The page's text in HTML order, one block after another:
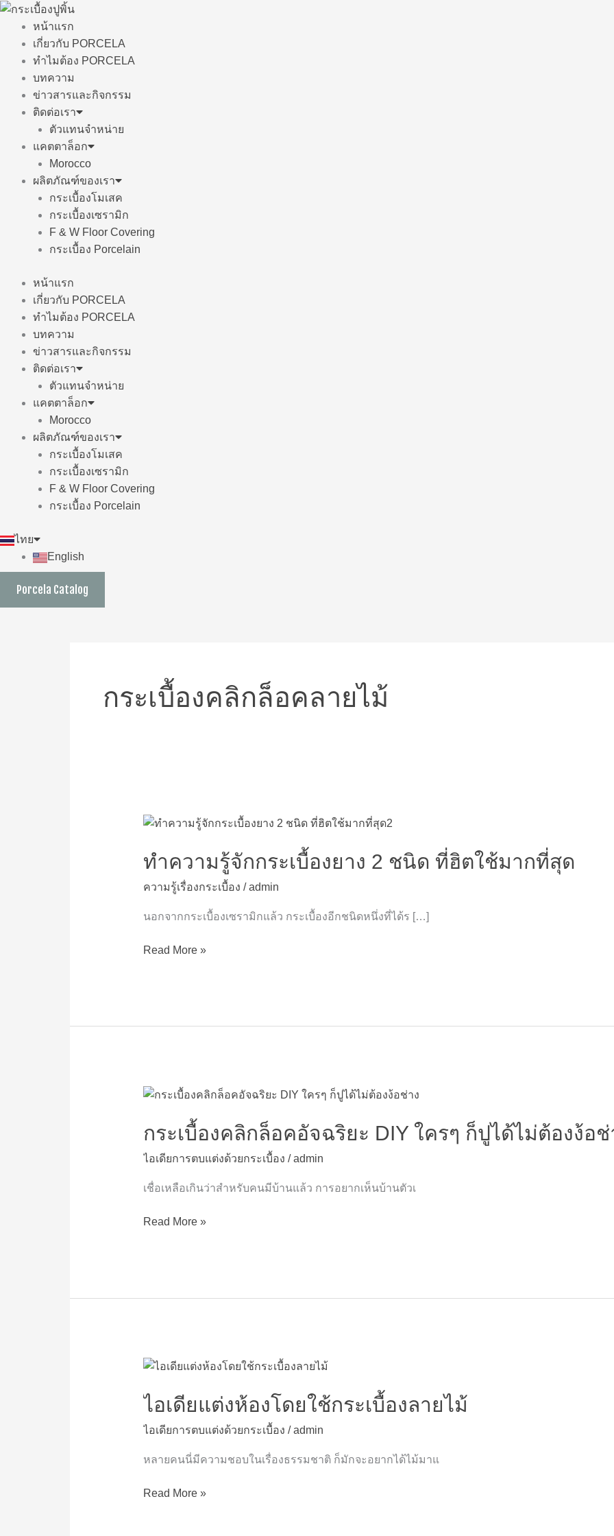
Skip
content
หน้าแรก
เกี่ยวกับ PORCELA
ทำไมต้อง PORCELA
บทความ
ข่าวสารและกิจกรรม
ติดต่อเรา
ตัวแทนจำหน่าย
แคตตาล็อก
Morocco
ผลิตภัณฑ์ของเรา
กระเบื้องโมเสค
กระเบื้องเซรามิก
F & W Floor Covering
กระเบื้อง Porcelain
หน้าแรก
เกี่ยวกับ PORCELA
ทำไมต้อง PORCELA
บทความ
ข่าวสารและกิจกรรม
ติดต่อเรา
ตัวแทนจำหน่าย
แคตตาล็อก
Morocco
ผลิตภัณฑ์ของเรา
กระเบื้องโมเสค
กระเบื้องเซรามิก
F & W Floor Covering
กระเบื้อง Porcelain
ไทย
English
Porcela Catalog
กระเบื้องคลิกล็อคลายไม้
ทำความรู้จักกระเบื้องยาง 2 ชนิด ที่ฮิตใช้มากที่สุด
ความรู้เรื่องกระเบื้อง /admin
นอกจากกระเบื้องเซรามิกแล้ว กระเบื้องอีกชนิดหนึ่งที่ได้ร […]
ทำความ
กระเบื้อง
2
Read More »
กระเบื้องคลิกล็อคอัจฉริยะ DIY ใครๆ ก็ปูได้ไม่ต้องง้อช่
ไอเดียการตบแต่งด้วยกระเบื้อง /admin
เชื่อเหลือเกินว่าสำหรับคนมีบ้านแล้ว การอยากเห็นบ้านตัวเ
กระเบื้อง
ล็อค
DIY
ใครๆ
ช่าง
Read More »
ไอเดียแต่งห้องโดยใช้กระเบื้องลายไม้
ไอเดียการตบแต่งด้วยกระเบื้อง /admin
หลายคนนี่มีความชอบในเรื่องธรรมชาติ ก็มักจะอยากได้ไม้มาแ
ไอ
แต่ง
โดย
Read More »